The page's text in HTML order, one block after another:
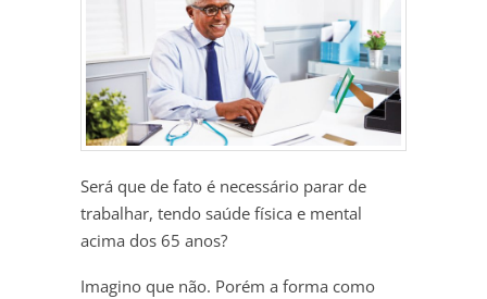
Será que de fato é necessário parar de
trabalhar, tendo saúde física e mental
acima dos 65 anos?
Imagino que não. Porém a forma como